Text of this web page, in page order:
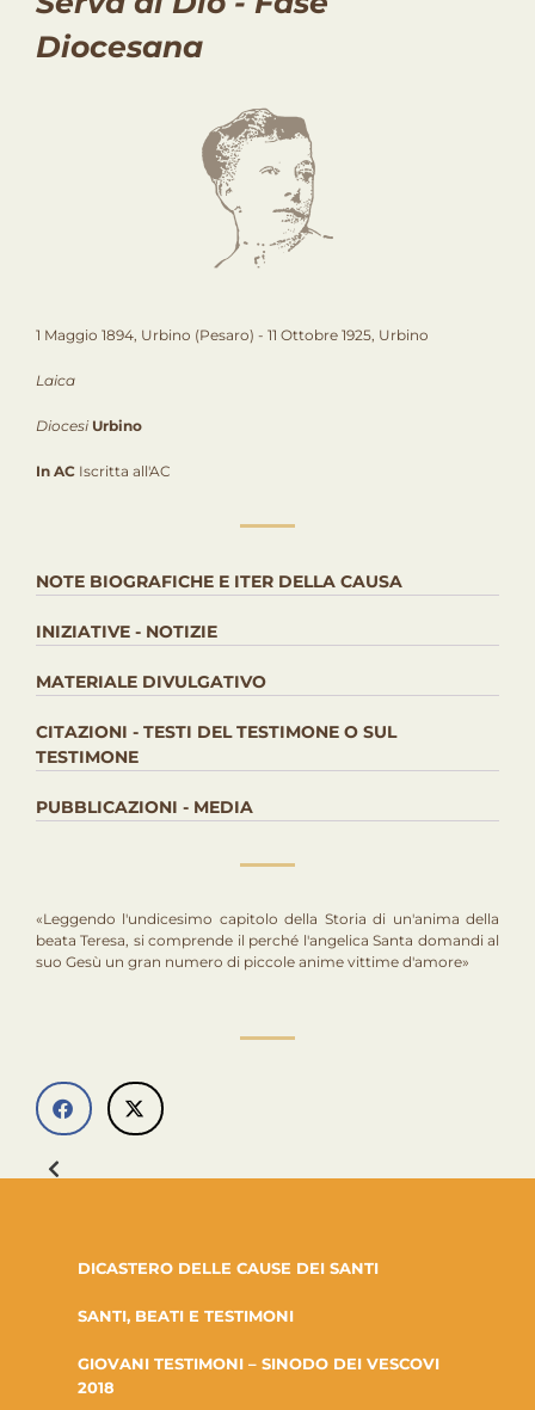
Diocesana
1 Maggio 1894, Urbino (Pesaro) - 11 Ottobre 1925, Urbino
Laica
Diocesi Urbino
In AC Iscritta all'AC
NOTE BIOGRAFICHE E ITER DELLA CAUSA
INIZIATIVE - NOTIZIE
MATERIALE DIVULGATIVO
CITAZIONI - TESTI DEL TESTIMONE O SUL
TESTIMONE
PUBBLICAZIONI - MEDIA
«Leggendo l'undicesimo capitolo della Storia di un'anima della
beata Teresa, si comprende il perché l'angelica Santa domandi al
suo Gesù un gran numero di piccole anime vittime d'amore»
DICASTERO DELLE CAUSE DEI SANTI
SANTI, BEATI E TESTIMONI
GIOVANI TESTIMONI – SINODO DEI VESCOVI
2018